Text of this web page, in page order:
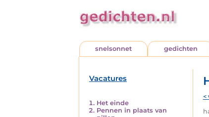
snelsonnet gedichten
Vacatures
Het einde
Pennen in plaats van
<